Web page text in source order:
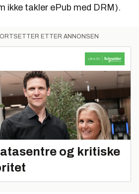
ikke takler ePub med DRM).
ETTER ANNONSEN
og kritiske